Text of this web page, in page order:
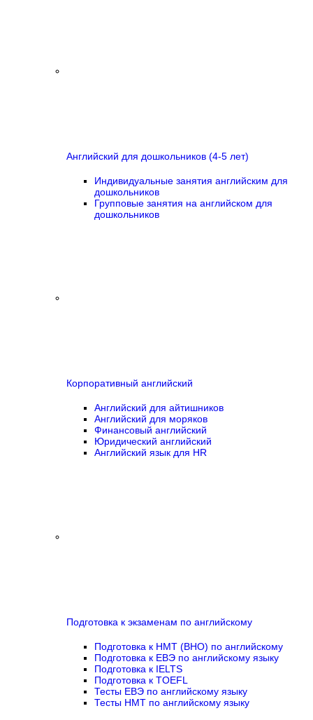
Английский для дошкольников (4-5 лет)
Индивидуальные занятия английским для
дошкольников
Групповые занятия на английском для
дошкольников
Корпоративный английский
Английский для айтишников
Английский для моряков
Финансовый английский
Юридический английский
Английский язык для HR
Подготовка к экзаменам по английскому
Подготовка к НМТ (ВНО) по английскому
Подготовка к ЕВЭ по английскому языку
Подготовка к IELTS
Подготовка к TOEFL
Тесты ЕВЭ по английскому языку
Тесты НМТ по английскому языку